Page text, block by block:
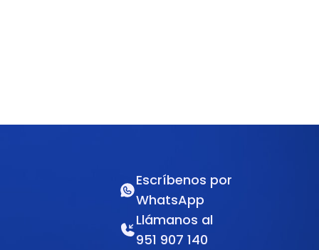
Escríbenos por
WhatsApp
Llámanos al
951 907 140